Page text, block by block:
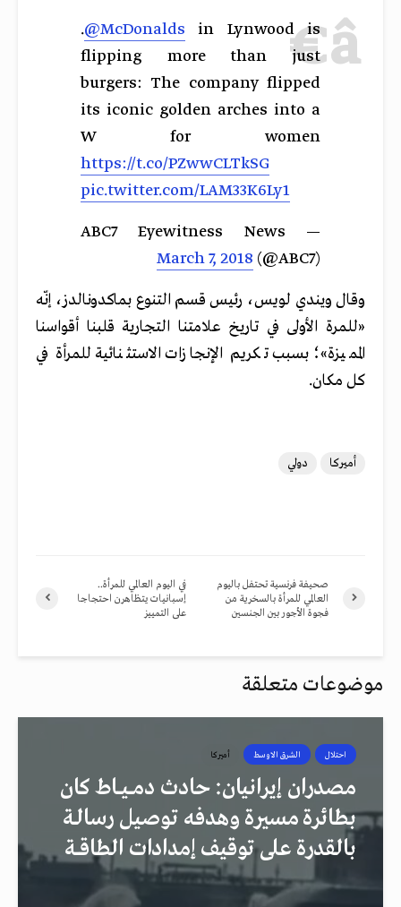
.@McDonalds in Lynwood is
flipping more than just
burgers: The company flipped
its iconic golden arches into a
W for women
https://t.co/PZwwCLTkSG
pic.twitter.com/LAM33K6Ly1
— ABC7 Eyewitness News
(@ABC7)
March 7, 2018
وقال ويندي لويس، رئيس قسم التنوع بماكدونالدز، إنّه
«للمرة الأولى في تاريخ علامتنا التجارية قلبنا أقواسنا
المميزة»؛ بسبب تكريم الإنجازات الاستثنائية للمرأة في
كل مكان.
أميركا دولي
في اليوم العالمي للمرأة..
إسبانيات يتظاهرن احتجاجا
على التمييز
صحيفة فرنسية تحتفل باليوم
العالمي للمرأة بالسخرية من
فجوة الأجور بين الجنسين
موضوعات متعلقة
احتلال الشرق الاوسط أميركا
مصدران إيرانيان: حادث دمــيــاط كان
بطائرة مسيرة وهدفه توصيل رسالـة
بالقدرة على توقيف إمدادات الطاقــة